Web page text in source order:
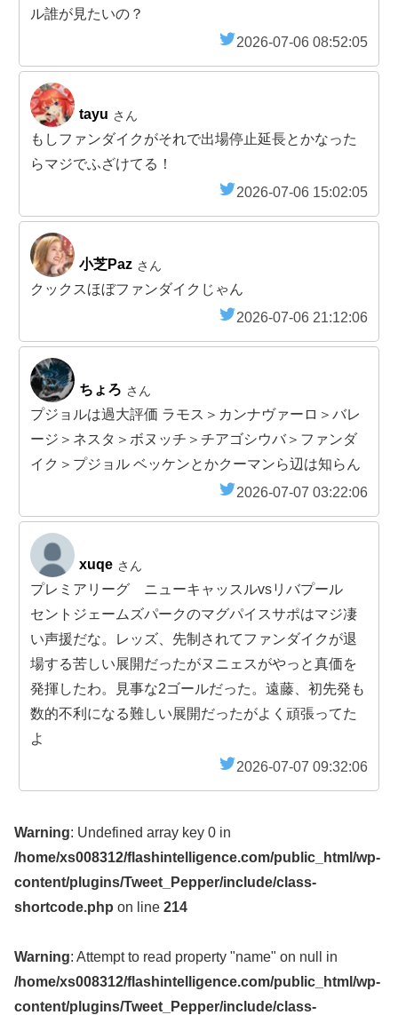
ル誰が見たいの？
2026-07-06 08:52:05
tayu さん
もしファンダイクがそれで出場停止延長とかなった
らマジでふざけてる！
2026-07-06 15:02:05
小芝Paz さん
クックスほぼファンダイクじゃん
2026-07-06 21:12:06
ちょろ さん
プジョルは過大評価 ラモス＞カンナヴァーロ＞バレ
ージ＞ネスタ＞ボヌッチ＞チアゴシウバ＞ファンダ
イク＞プジョル ベッケンとかクーマンら辺は知らん
2026-07-07 03:22:06
xuqe さん
プレミアリーグ ニューキャッスルvsリバプール
セントジェームズパークのマグパイスサポはマジ凄
い声援だな。レッズ、先制されてファンダイクが退
場する苦しい展開だったがヌニェスがやっと真価を
発揮したわ。見事な2ゴールだった。遠藤、初先発も
数的不利になる難しい展開だったがよく頑張ってた
よ
2026-07-07 09:32:06
Warning: Undefined array key 0 in
/home/xs008312/flashintelligence.com/public_html/wp-
content/plugins/Tweet_Pepper/include/class-
shortcode.php on line 214
Warning: Attempt to read property "name" on null in
/home/xs008312/flashintelligence.com/public_html/wp-
content/plugins/Tweet_Pepper/include/class-